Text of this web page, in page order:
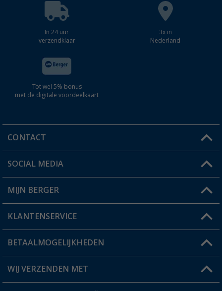
In 24 uur
verzendklaar
3x in
Nederland
Tot wel 5% bonus
met de digitale voordeelkaart
CONTACT
Een vraag?
Winkel vinden
SOCIAL MEDIA
MIJN BERGER
Mijn account
Status bestelling
Verlanglijstje
KLANTENSERVICE
FAQ & Contact
Verzendinformatie
BETAALMOGELIJKHEDEN
WIJ VERZENDEN MET